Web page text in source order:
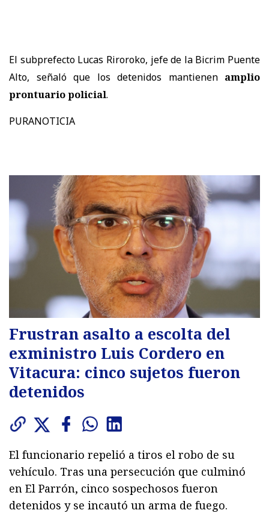
El subprefecto Lucas Riroroko, jefe de la Bicrim Puente
Alto, señaló que los detenidos mantienen amplio
prontuario policial.
PURANOTICIA
Frustran asalto a escolta del
exministro Luis Cordero en
Vitacura: cinco sujetos fueron
detenidos
El funcionario repelió a tiros el robo de su
vehículo. Tras una persecución que culminó
en El Parrón, cinco sospechosos fueron
detenidos y se incautó un arma de fuego.